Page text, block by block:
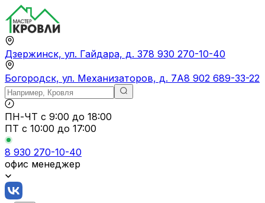
Дзержинск, ул. Гайдара, д. 378 930 270-10-40
Богородск, ул. Механизаторов, д. 7А8 902 689-33-22
ПН-ЧТ с 9:00 до 18:00
ПТ с 10:00 до 17:00
8 930 270-10-40
офис менеджер